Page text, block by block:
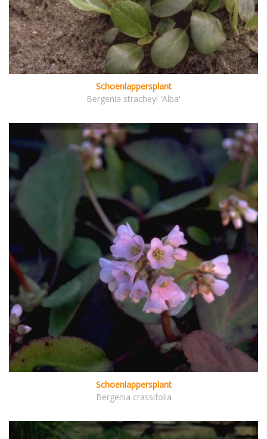
Schoenlappersplant
Bergenia stracheyi 'Alba'
Schoenlappersplant
Bergenia crassifolia